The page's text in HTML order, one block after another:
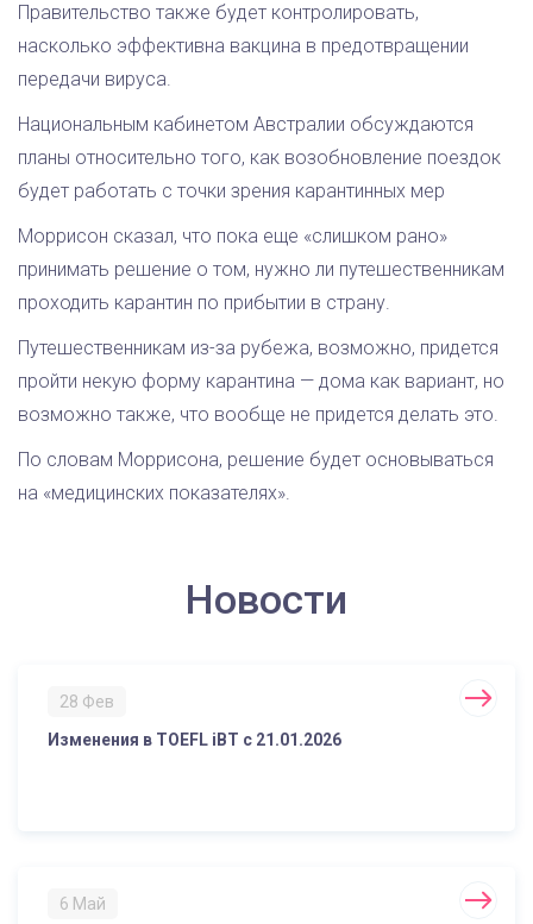
Правительство также будет контролировать,
насколько эффективна вакцина в предотвращении
передачи вируса.
Национальным кабинетом Австралии обсуждаются
планы относительно того, как возобновление поездок
будет работать с точки зрения карантинных мер
Моррисон сказал, что пока еще «слишком рано»
принимать решение о том, нужно ли путешественникам
проходить карантин по прибытии в страну.
Путешественникам из-за рубежа, возможно, придется
пройти некую форму карантина — дома как вариант, но
возможно также, что вообще не придется делать это.
По словам Моррисона, решение будет основываться
на «медицинских показателях».
Новости
28 Фев
Изменения в TOEFL iBT с 21.01.2026
6 Май